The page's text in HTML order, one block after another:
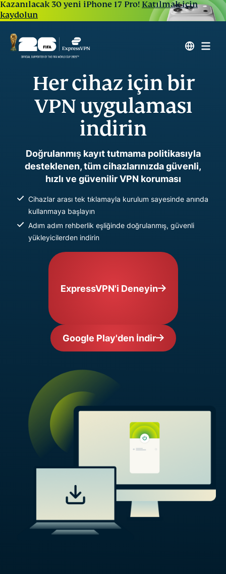
Kazanılacak 30 yeni iPhone 17 Pro! Katılmak için
kaydolun
Her cihaz için bir
VPN uygulaması
indirin
Doğrulanmış kayıt tutmama politikasıyla
desteklenen, tüm cihazlarınızda güvenli,
hızlı ve güvenilir VPN koruması
Cihazlar arası tek tıklamayla kurulum sayesinde anında
kullanmaya başlayın
Adım adım rehberlik eşliğinde doğrulanmış, güvenli
yükleyicilerden indirin
ExpressVPN'i Deneyin
Google Play'den İndir